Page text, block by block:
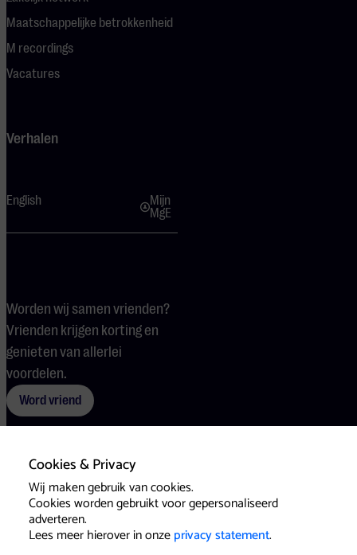
Cookies & Privacy
Wij maken gebruik van cookies.
Cookies worden gebruikt voor gepersonaliseerd
adverteren.
Lees meer hierover in onzeprivacy statement.
Maatschappelijke betrokkenheid
M recordings
Vacatures
Verhalen
English
Mijn
MgE
Worden wij samen vrienden?
Vrienden krijgen korting en
genieten van allerlei
voordelen.
Word vriend
Voorwaarden CookiesPers